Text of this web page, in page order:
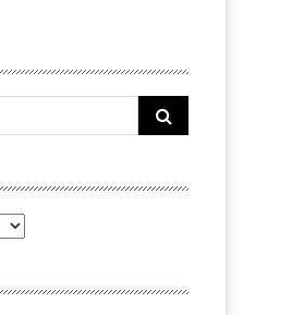
Search
for: